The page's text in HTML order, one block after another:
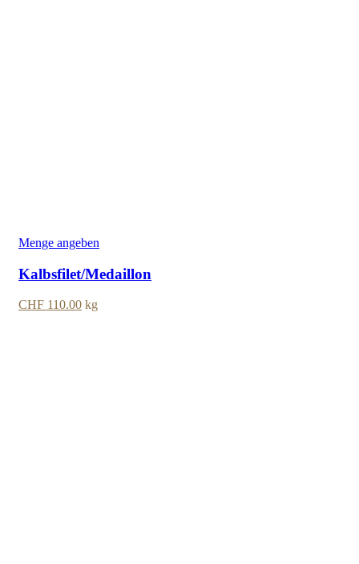
Menge angeben
Kalbsfilet/Medaillon
CHF 110.00 kg